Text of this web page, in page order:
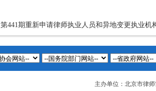
第441期重新申请律师执业人员和异地变更执业机
主办单位：北京市律